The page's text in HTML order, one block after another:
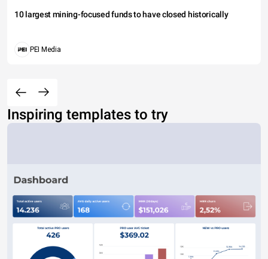
10 largest mining-focused funds to have closed historically
PEI Media
Inspiring templates to try